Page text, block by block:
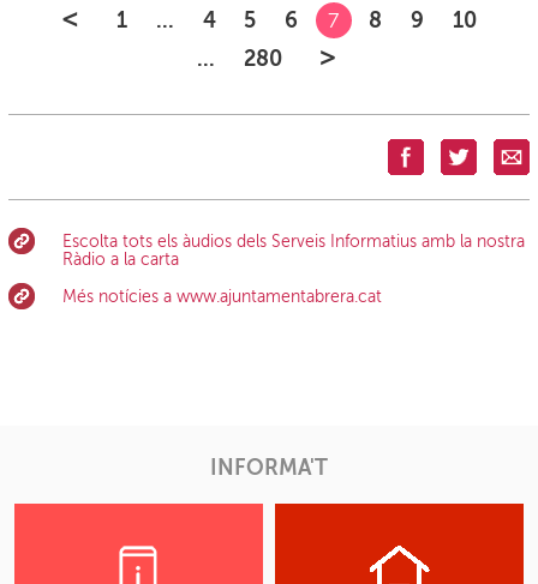
< 1 ... 4 5 6 7 8 9
10
...
280 >
Escolta tots els àudios dels Serveis Informatius amb la nostra
Ràdio a la carta
Més notícies a www.ajuntamentabrera.cat
INFORMA'T